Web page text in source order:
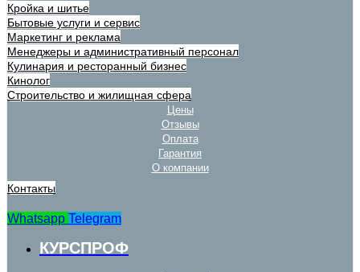
Кройка и шитье
Бытовые услуги и сервис
Маркетинг и реклама
Менеджеры и административный персонал
Кулинария и ресторанный бизнес
Кинолог
Строительство и жилищная сфера
Цены
Отзывы
Оплата
Гарантия
О компании
Контакты
Whatsapp Telegram
КУРСПРОФ